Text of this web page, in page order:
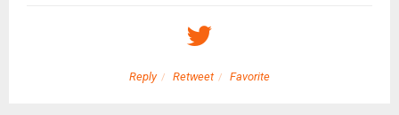
Reply Retweet Favorite